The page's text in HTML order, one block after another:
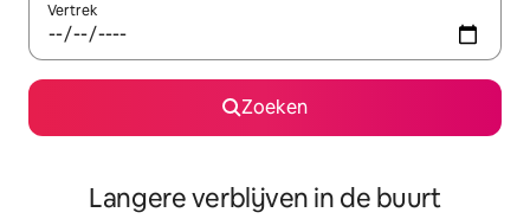
Vertrek
Zoeken
Langere verblijven in de buurt